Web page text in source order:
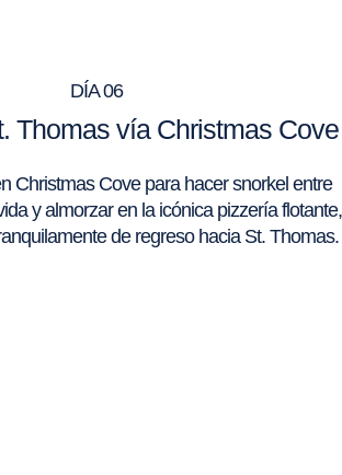
DÍA 06
Thomas vía Christmas Cove
Christmas Cove para hacer snorkel entre
y almorzar en la icónica pizzería flotante,
de regreso hacia St. Thomas.